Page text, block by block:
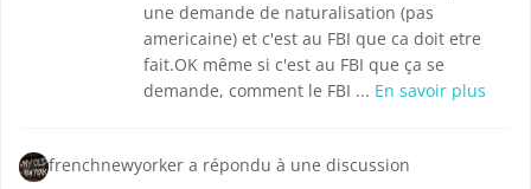
une demande de naturalisation (pas
americaine) et c'est au FBI que ca doit etre
fait.OK même si c'est au FBI que ça se
demande, comment le FBI ... En savoir plus
frenchnewyorker a répondu à une discussion